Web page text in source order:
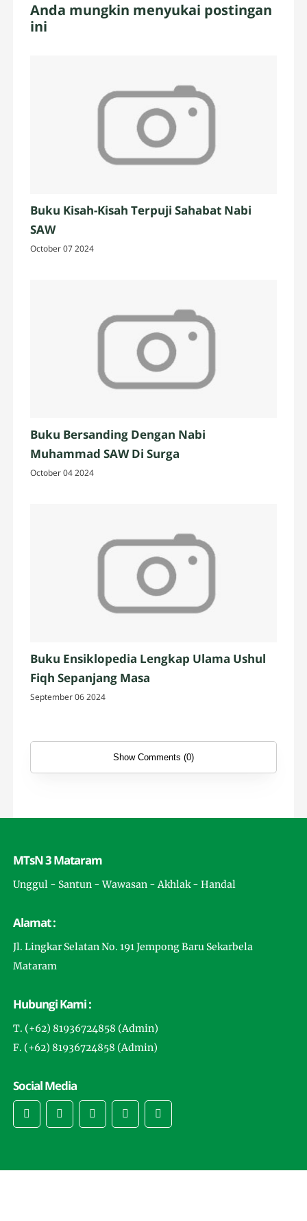
Anda mungkin menyukai postingan
ini
Buku Kisah-Kisah Terpuji Sahabat Nabi
SAW
October 07 2024
Buku Bersanding Dengan Nabi
Muhammad SAW Di Surga
October 04 2024
Buku Ensiklopedia Lengkap Ulama Ushul
Fiqh Sepanjang Masa
September 06 2024
Show Comments (0)
MTsN 3 Mataram
Unggul - Santun - Wawasan - Akhlak - Handal
Alamat :
Jl. Lingkar Selatan No. 191 Jempong Baru Sekarbela
Mataram
Hubungi Kami :
T. (+62) 81936724858 (Admin)
F. (+62) 81936724858 (Admin)
Social Media